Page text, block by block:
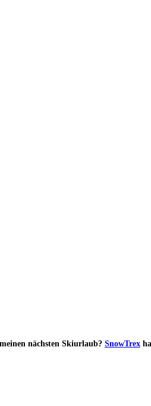
nächsten Skiurlaub? SnowTrex